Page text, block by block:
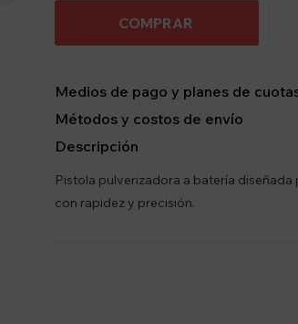
COMPRAR
Medios de pago y planes de
Métodos y costos de envío
Descripción
Pistola pulverizadora a batería
con rapidez y precisión.